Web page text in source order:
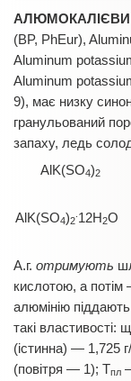
(BP, PhEur),
Aluminum
Aluminum
9), має низку
гранульований
запаху, ледь
AlK(SO4)2
AlK(SO4)2 12H2
А.г. отримують
кислотою, а
алюмінію
такі властивості:
(істинна) — 1,725
(повітря — 1); Тпл